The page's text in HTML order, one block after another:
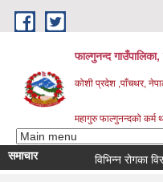
Skip to main content
फाल्गुनन्द गाउँपालिका,
कोशी प्रदेश ,पाँचथर,
महागुरु फाल्गुनन्दको कर्म
समाचार विभिन्न रोगका